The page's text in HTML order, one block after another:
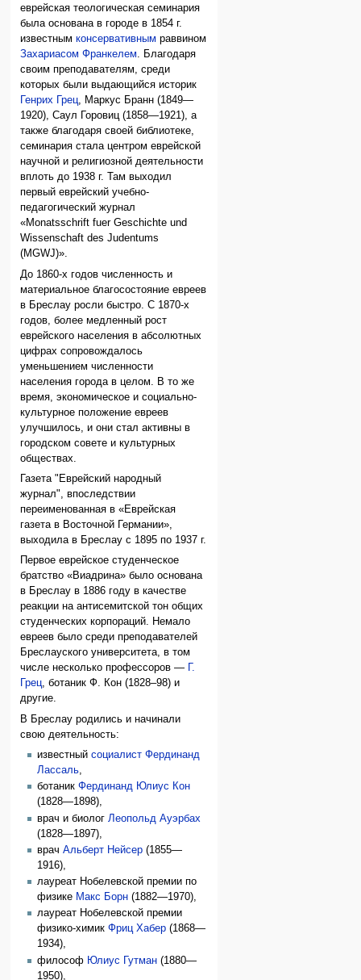
еврейская теологическая семинария
была основана в городе в 1854 г.
известнымконсервативным раввином
Захариасом Франкелем. Благодаря
своим преподавателям, среди
которых были выдающийся историк
Генрих Грец, Маркус Бранн (1849—
1920), Саул Горовиц (1858—1921), а
также благодаря своей библиотеке,
семинария стала центром еврейской
научной и религиозной деятельности
вплоть до 1938 г. Там выходил
первый еврейский учебно-
педагогический журнал
«Monatsschrift fuer Geschichte und
Wissenschaft des Judentums
(MGWJ)».
До 1860-х годов численность и
материальное благосостояние евреев
в Бреслау росли быстро. С 1870-х
годов, более медленный рост
еврейского населения в абсолютных
цифрах сопровождалось
уменьшением численности
населения города в целом. В то же
время, экономическое и социально-
культурное положение евреев
улучшилось, и они стал активны в
городском совете и культурных
обществах.
Газета "Еврейский народный
журнал", впоследствии
переименованная в «Еврейская
газета в Восточной Германии»,
выходила в Бреслау с 1895 по 1937 г.
Первое еврейское студенческое
братство «Виадрина» было основана
в Бреслау в 1886 году в качестве
реакции на антисемитской тон общих
студенческих корпораций. Немало
евреев было среди преподавателей
Бреслауского университета, в том
числе несколько профессоров —
Г.
Грец, ботаник Ф. Кон (1828–98) и
другие.
В Бреслау родились и начинали
свою деятельность:
известный социалист Фердинанд
Лассаль,
ботаник Фердинанд Юлиус Кон
(1828—1898),
врач и биолог Леопольд Ауэрбах
(1828—1897),
врач Альберт Нейсер(1855—
1916),
лауреат Нобелевской премии по
физике Макс Борн(1882—1970),
лауреат Нобелевской премии
физико-химик Фриц Хабер(1868—
1934),
философ Юлиус Гутман(1880—
1950),